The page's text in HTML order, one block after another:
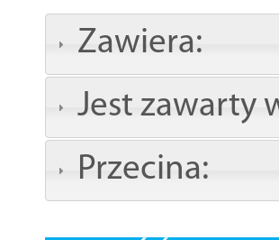
Zawiera:
Jest zawarty
Przecina: